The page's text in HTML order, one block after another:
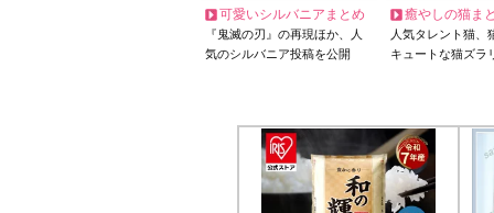
可愛いシルバニアまとめ
『鬼滅の刃』の再現ほか、人
気のシルバニア投稿を公開
癒やしの猫ま
人気タレント猫
キュートな猫ズラ